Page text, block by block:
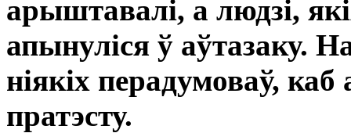
арыштавалі, а людзі,
апынуліся ў аўтазаку.
ніякіх перадумоваў,
пратэсту.